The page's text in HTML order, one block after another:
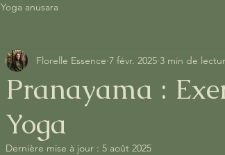
Yoga anusara
Pranayama :
Yoga
Florelle Essence 7 févr. 2025 3 min de
Dernière mise à jour : 5 août 2025